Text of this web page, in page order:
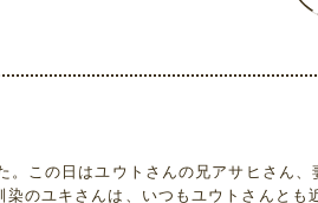
この日はユウトさんの兄アサヒさん、
のユキさんは、いつもユウトさんとも